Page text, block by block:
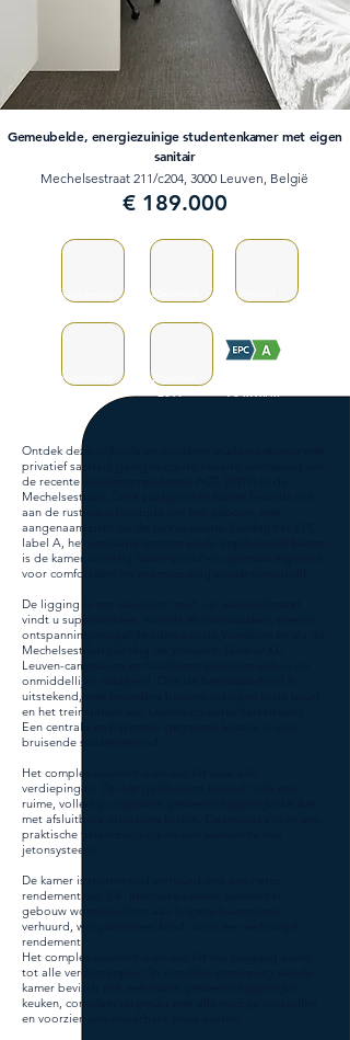
Gemeubelde, energiezuinige studentenkamer met eigen
sanitair
Mechelsestraat 211/c204, 3000 Leuven, België
€ 189.000
Slaapkamers Badkamers
Perceel
1
1 /
Bewoonbaar Bouwjaar
2019 70 kWh/m²
Ontdek deze stijlvolle en moderne studentenkamer met
privatief sanitair, gelegen op de tweede verdieping van
de recente studentenresidentie ACE (2019) in de
Mechelsestraat. Deze zuidgerichte kamer bevindt zich
aan de rustige achterzijde van het gebouw, met
aangenaam zicht op de binnenplaats. Dankzij het EPC-
label A, het ventilatiesysteem en de ingebouwde kasten
is de kamer volledig future-proof en optimaal ingericht
voor comfortabel en energiezuinig studentenverblijf.
De ligging is een absolute troef: op wandelafstand
vindt u supermarkten, winkels en horecazaken, evenals
ontspanningsmogelijkheden aan de Vaartkom en via de
Mechelsestraat richting de Vismarkt. Diverse KU
Leuven-campussen en faculteiten bevinden zich in de
onmiddellijke nabijheid. Ook de bereikbaarheid is
uitstekend, met meerdere busverbindingen in de buurt
en het treinstation van Leuven op korte fietsafstand.
Een centrale en bijzonder gegeerde locatie in een
bruisende studentenstad.
Het complex beschikt over een lift naar alle
verdiepingen. Op het gelijkvloers bevindt zich een
ruime, volledig uitgeruste gemeenschappelijke keuken
met afsluitbare privatieve kasten. Daarnaast zijn er een
praktische fietsenberging en een wasruimte met
jetonsysteem.
De kamer is momenteel verhuurd met een netto
rendement van 3%. Identieke kamers binnen het
gebouw worden echter aan hogere huurprijzen
verhuurd, wat potentieel biedt voor een verhoogd
rendement.
Het complex beschikt over een lift die toegang biedt
tot alle verdiepingen. Op dezelfde verdieping van de
kamer bevindt zich een ruime gemeenschappelijke
keuken, compleet uitgerust met alle nodige toestellen
en voorzien van afsluitbare privé-kasten.